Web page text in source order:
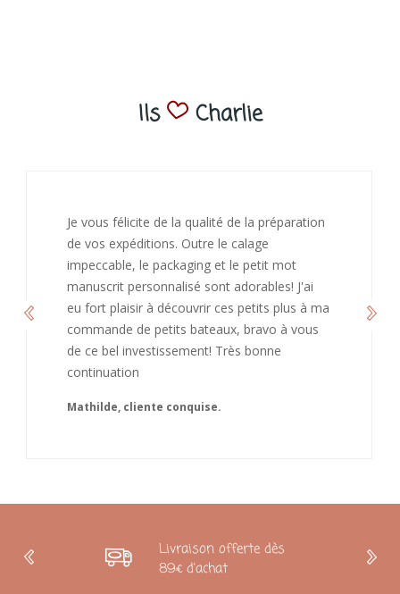
Ils Charlie
J’ai adoré ouvrir ce paquet votre message est
bienveillant et fait plaisir. Je ne manquerai pas
de recommandé chez vous. Bonne
continuation et merci à vous.
Caroline
Livraison offerte dès
89€ d'achat